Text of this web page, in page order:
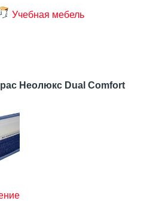
Учебная мебель
Неолюкс Dual Comfort